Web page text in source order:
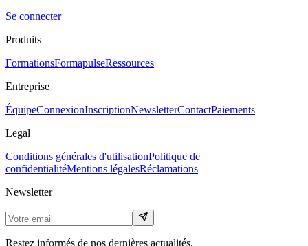
Se connecter
Produits
FormationsFormapulseRessources
Entreprise
ÉquipeConnexionInscriptionNewsletterContactPaiements
Legal
Conditions générales d'utilisationPolitique de
confidentialitéMentions légalesRéclamations
Newsletter
Restez informés de nos dernières actualités.